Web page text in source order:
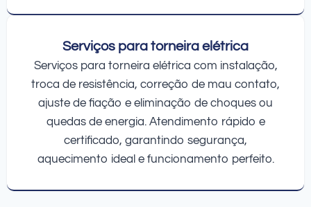
Serviços para torneira elétrica
Serviços para torneira elétrica com instalação,
troca de resistência, correção de mau contato,
ajuste de fiação e eliminação de choques ou
quedas de energia. Atendimento rápido e
certificado, garantindo segurança,
aquecimento ideal e funcionamento perfeito.